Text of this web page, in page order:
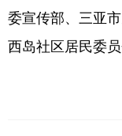
委宣传部、三亚
西岛社区居民委员